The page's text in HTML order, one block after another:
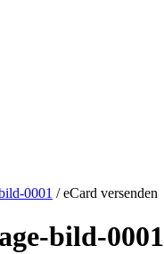
0001 / eCard versenden
bild-0001